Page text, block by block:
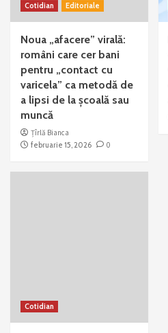
Cotidian Editoriale
Noua „afacere” virală:
români care cer bani
pentru „contact cu
varicela” ca metodă de
a lipsi de la școală sau
muncă
Țîrlă Bianca
februarie 15, 2026
0
Cotidian